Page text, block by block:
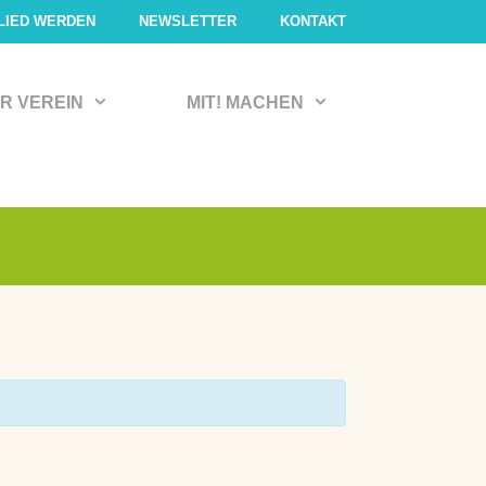
WERDEN NEWSLETTER KONTAKT
VEREIN MIT! MACHEN